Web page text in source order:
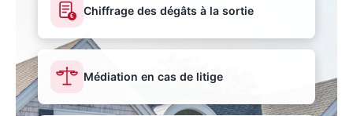
€ Chiffrage des dégâts à la sortie
Médiation en cas de litige